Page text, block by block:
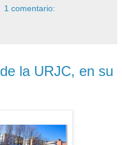
1 comentario:
la URJC, en su